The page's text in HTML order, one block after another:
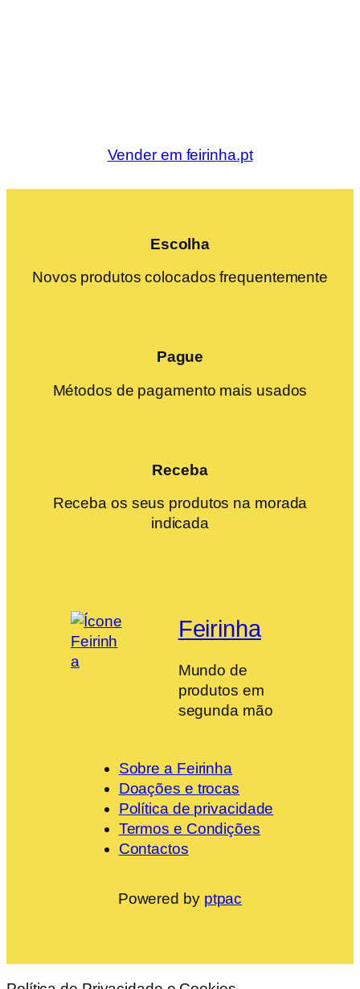
Vender em feirinha.pt
Escolha
Novos produtos colocados frequentemente
Pague
Métodos de pagamento mais usados
Receba
Receba os seus produtos na morada
indicada
Feirinha
Mundo de
produtos em
segunda mão
Sobre a Feirinha
Doações e trocas
Política de privacidade
Termos e Condições
Contactos
Powered by ptpac